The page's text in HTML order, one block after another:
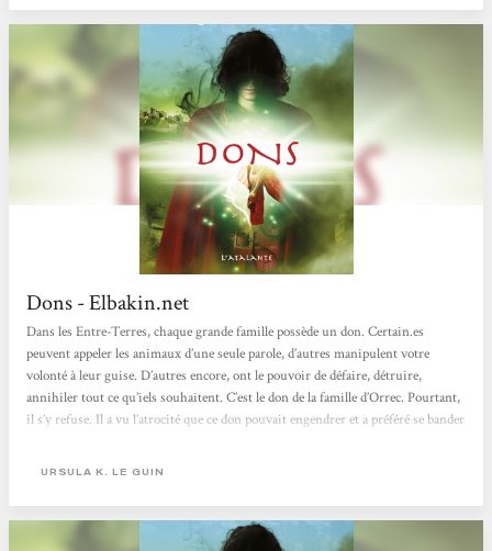
Dons - Elbakin.net
Dans les Entre-Terres, chaque grande famille possède un don. Certain.es
peuvent appeler les animaux d’une seule parole, d’autres manipulent votre
volonté à leur guise. D’autres encore, ont le pouvoir de défaire, détruire,
annihiler tout ce qu’iels souhaitent. C’est le don de la famille d’Orrec. Pourtant,
il s’y refuse. Il a vu l’atrocité que ce don pouvait engendrer et a préféré se bander
des rivages de l’Ouest, Ursula Le Guin nous dévoile une histoire par bribes,
URSULA K. LE GUIN